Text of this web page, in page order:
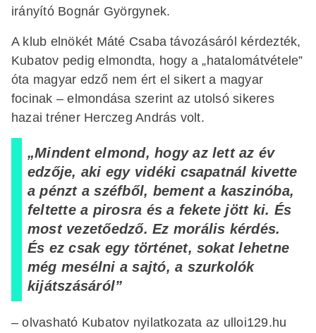
irányító Bognár Györgynek.
A klub elnökét Máté Csaba távozásáról kérdezték,
Kubatov pedig elmondta, hogy a „hatalomátvétele”
óta magyar edző nem ért el sikert a magyar
focinak – elmondása szerint az utolsó sikeres
hazai tréner Herczeg András volt.
„Mindent elmond, hogy az lett az év
edzője, aki egy vidéki csapatnál kivette
a pénzt a széfből, bement a kaszinóba,
feltette a pirosra és a fekete jött ki. És
most vezetőedző. Ez morális kérdés.
És ez csak egy történet, sokat lehetne
még mesélni a sajtó, a szurkolók
kijátszásáról”
– olvasható Kubatov nyilatkozata az ulloi129.hu